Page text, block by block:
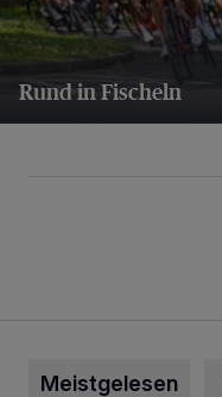
Rund in Fischeln
Meistgelesen